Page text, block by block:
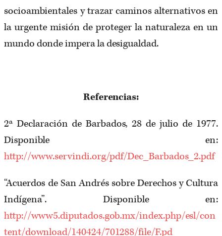
socioambientales y trazar caminos alternativos en
la urgente misión de proteger la naturaleza en un
mundo donde impera la desigualdad.
Referencias:
2ª Declaración de Barbados, 28 de julio de 1977.
Disponible en:
http://www.servindi.org/pdf/Dec_Barbados_2.pdf
“Acuerdos de San Andrés sobre Derechos y Cultura
Indígena”. Disponible en:
http://www5.diputados.gob.mx/index.php/esl/con
tent/download/140424/701288/file/F.pd